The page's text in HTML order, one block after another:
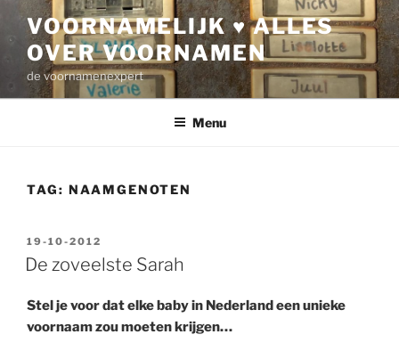
inhoud
VOORNAMELIJK ♥ ALLES
OVER VOORNAMEN
de voornamenexpert
Menu
TAG: NAAMGENOTEN
GEPLAATST
OP
19-10-2012
De zoveelste Sarah
Stel je voor dat elke baby in Nederland een unieke
voornaam zou moeten krijgen…